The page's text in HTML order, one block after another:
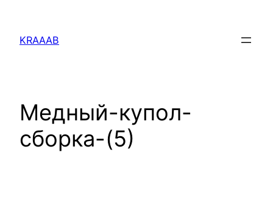
содержимому
KRAAAB
Медный-купол-
сборка-(5)